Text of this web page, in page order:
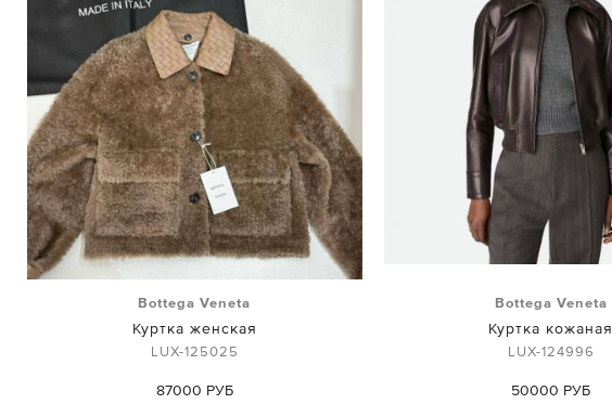
Bottega Veneta
Куртка женская
LUX-125025
87000 РУБ
Bottega Veneta
Куртка кожаная
LUX-124996
50000 РУБ